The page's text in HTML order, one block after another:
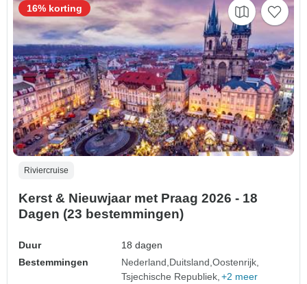
Riviercruise
Kerst & Nieuwjaar met Praag 2026 - 18
Dagen (23 bestemmingen)
Duur
18 dagen
Bestemmingen
Nederland Duitsland Oostenrijk
Tsjechische Republiek +2 meer
16% korting